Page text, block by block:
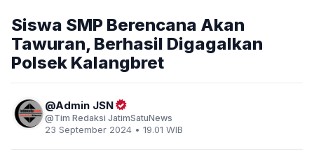
Siswa SMP Berencana Akan
Tawuran, Berhasil Digagalkan
Polsek Kalangbret
Admin JSN
Tim Redaksi JatimSatuNews
23 September 2024 • 19.01 WIB